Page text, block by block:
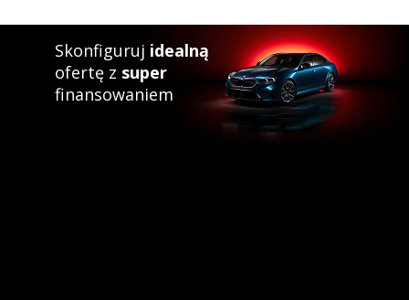
Skonfiguruj idealną
ofertę z super
finansowaniem